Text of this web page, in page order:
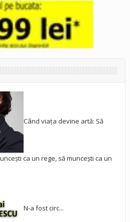
Când viața devine artă: Să
ca un rege, să muncești ca un
N-a fost circ...